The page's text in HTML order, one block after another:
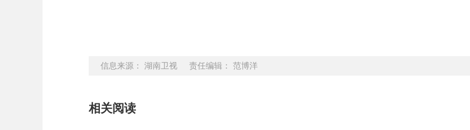
信息来源： 湖南卫视 责任编辑： 范博洋
相关阅读